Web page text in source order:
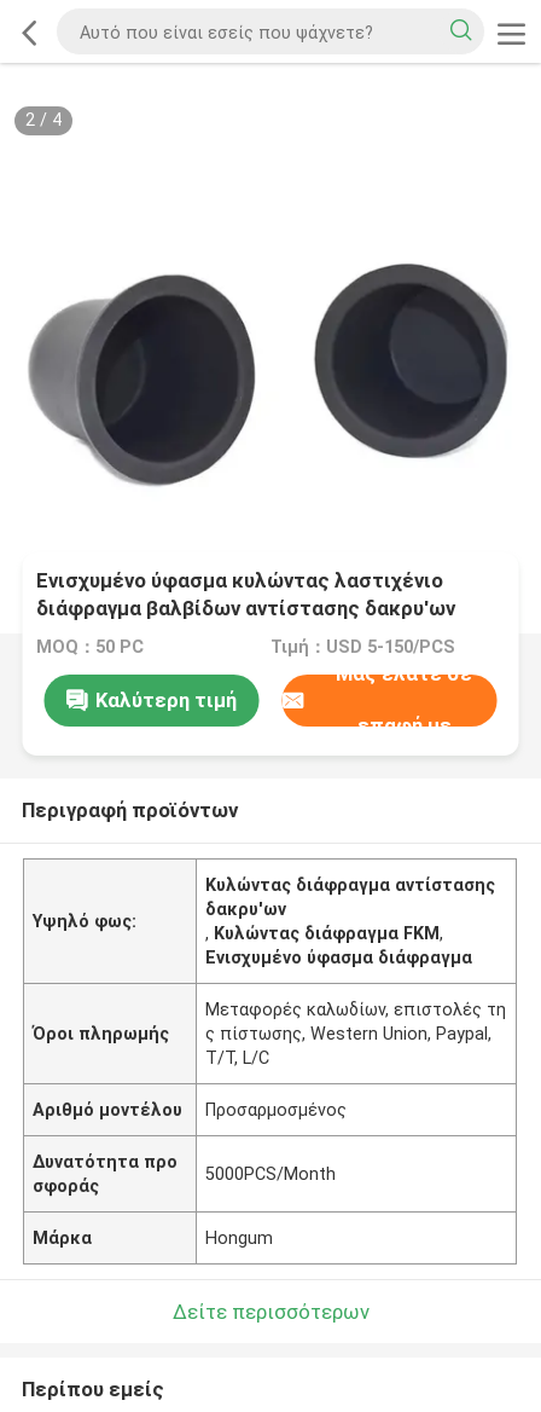
2/ 4
Ενισχυμένο ύφασμα κυλώντας λαστιχένιο
διάφραγμα βαλβίδων αντίστασης δακρυ'ων
διαφραγμάτων
MOQ：50 PC Τιμή：USD 5-150/PCS
Καλύτερη τιμή
Μας ελάτε σε
επαφή με
Περιγραφή προϊόντων
Υψηλό φως:
Κυλώντας διάφραγμα αντίστασης
δακρυ'ων
, Κυλώντας διάφραγμα FKM,
Ενισχυμένο ύφασμα διάφραγμα
Όροι πληρωμής
Μεταφορές καλωδίων, επιστολές τη
ς πίστωσης, Western Union, Paypal,
T/T, L/C
Αριθμό μοντέλου Προσαρμοσμένος
Δυνατότητα προ
σφοράς
5000PCS/Month
Μάρκα Hongum
Δείτε περισσότερων
Περίπου εμείς